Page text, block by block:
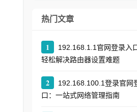
热门文章
1
192.168.1.1官网登录入
轻松解决路由器设置难题
2
192.168.100.1登录官网
口：一站式网络管理指南